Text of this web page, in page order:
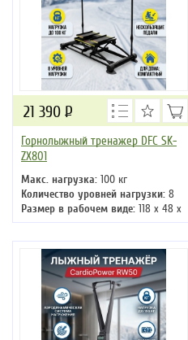
Горнолыжный тренажер DFC SK-
ZX801
Макс. нагрузка: 100 кг
Количество уровней нагрузки: 8
Размер в рабочем виде: 118 х 48 х
133 см
21 390 Р